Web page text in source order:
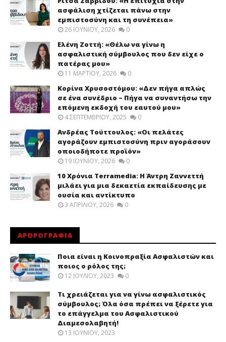
ασφάλιση χτίζεται πάνω στην
εμπιστοσύνη και τη συνέπεια»
26 ΙΟΥΝΊΟΥ, 2026 0
Ελένη Ζοττή: «Θέλω να γίνω η
ασφαλιστική σύμβουλος που δεν είχε ο
πατέρας μου»
11 ΜΑΡΤΊΟΥ, 2026 0
Κορίνα Χρυσοστόμου: «Δεν πήγα απλώς
σε ένα συνέδριο – Πήγα να συναντήσω την
επόμενη εκδοχή του εαυτού μου»
4 ΣΕΠΤΕΜΒΡΊΟΥ, 2025 0
Ανδρέας Τούττουλος: «Οι πελάτες
αγοράζουν εμπιστοσύνη πριν αγοράσουν
οποιοδήποτε προϊόν»
19 ΙΟΥΝΊΟΥ, 2026 0
10 Χρόνια Terramedia: Η Άντρη Ζαννεττή
μιλάει για μια δεκαετία εκπαίδευσης με
ουσία και αντίκτυπο
3 ΑΠΡΙΛΊΟΥ, 2026 0
ΑΡΘΡΟΓΡΑΦΙΑ
Ποια είναι η Κοινοπραξία Ασφαλιστών και
ποιος ο ρόλος της;
12 ΙΟΥΛΊΟΥ, 2023 0
Τι χρειάζεται για να γίνω ασφαλιστικός
σύμβουλος; Όλα όσα πρέπει να ξέρετε για
το επάγγελμα του Ασφαλιστικού
Διαμεσολαβητή!
13 ΙΟΥΝΊΟΥ, 2023